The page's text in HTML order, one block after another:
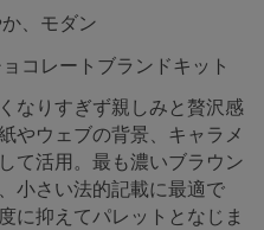
、モダン
コレートブランドキット
なりすぎず親しみと贅沢感
やウェブの背景、キャラメ
て活用。最も濃いブラウン
小さい法的記載に最適で
に抑えてパレットとなじま